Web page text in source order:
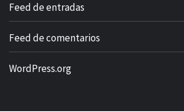
Feed de entradas
Feed de comentarios
WordPress.org